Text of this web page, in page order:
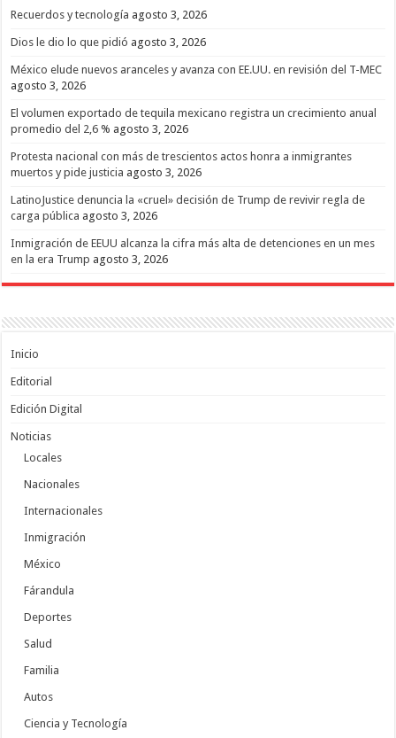
Recuerdos y tecnología agosto 3, 2026
Dios le dio lo que pidió agosto 3, 2026
México elude nuevos aranceles y avanza con EE.UU. en revisión del T-MEC
agosto 3, 2026
El volumen exportado de tequila mexicano registra un crecimiento anual
promedio del 2,6 % agosto 3, 2026
Protesta nacional con más de trescientos actos honra a inmigrantes
muertos y pide justicia agosto 3, 2026
LatinoJustice denuncia la «cruel» decisión de Trump de revivir regla de
carga pública agosto 3, 2026
Inmigración de EEUU alcanza la cifra más alta de detenciones en un mes
en la era Trump agosto 3, 2026
Inicio
Editorial
Edición Digital
Noticias
Locales
Nacionales
Internacionales
Inmigración
México
Fárandula
Deportes
Salud
Familia
Autos
Ciencia y Tecnología